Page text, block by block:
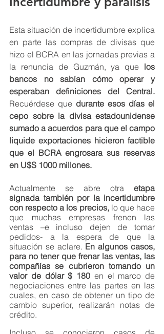
Esta situación de incertidumbre explica
en parte las compras de divisas que
hizo el BCRA en las jornadas previas a
la renuncia de Guzmán, ya que los
bancos no sabían cómo operar y
Recuérdese que durante esos días el
cepo sobre la divisa estadounidense
sumado a acuerdos para que el campo
liquide exportaciones hicieron factible
que el BCRA engrosara sus reservas
en U$S 1000 millones.
Actualmente se abre otra etapa
signada también por la incertidumbre
con respecto a los precios, lo que hace
que muchas empresas frenen las
ventas –e incluso dejen de tomar
pedidos- a la espera de que la
situación se aclare. En algunos casos,
para no tener que frenar las ventas, las
compañías se cubrieron tomando un
valor de dólar $ 180 en el marco de
negociaciones entre las partes en las
cuales, en caso de obtener un tipo de
cambio superior, realizarán notas de
crédito.